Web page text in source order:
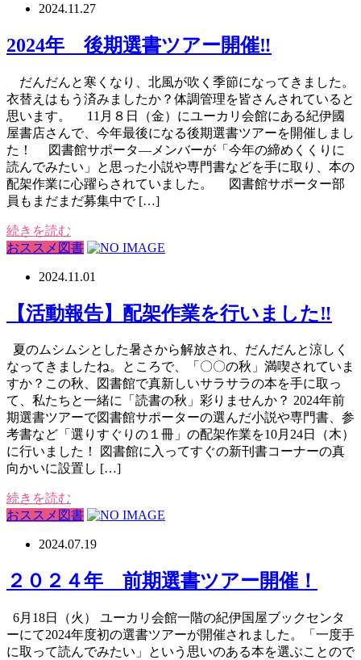
2024.11.27
2024年 後期選書ツアー開催‼
だんだんと寒くなり、北風が吹く季節になってきました。
衣替えはもう済みましたか？体調管理を皆さんされていると
思います。 11月８日（金）にユーカリ会館にある紀伊國
屋書店さんで、今年最後になる後期選書ツアーを開催しまし
た！ 図書館サポータ―メンバーが「今年の締めくくりに
読んでみたい」と思った小説や専門書などを手に取り、本の
配架作業に心躍らされていました。 図書館サポーター部
員もまだまだ募集中で […]
続きを読む
おススメ図書
2024.11.01
【活動報告】配架作業を行いました‼
夏のムシムシとした暑さから解放され、だんだんと涼しく
なってきましたね。ところで、「〇〇の秋」満喫されていま
すか？この秋、図書館で真新しいサラサラの本を手に取っ
て、私たちと一緒に「読書の秋」彩りませんか？ 2024年前
期選書ツアーで図書館サポーターの選んだ小説や専門書、参
考書など「選りすぐりの１冊」の配架作業を10月24日（木）
に行いました！ 図書館に入ってすぐの新刊書コーナーの真
向かいに設置し […]
続きを読む
おススメ図書
2024.07.19
２０２４年 前期選書ツアー開催！
6月18日（火） ユーカリ会館一階の紀伊国屋ブックセンタ
ーにて2024年度初の選書ツアーが開催されました。「一度手
に取って読んでみたい」という思いのある本を選ぶことので